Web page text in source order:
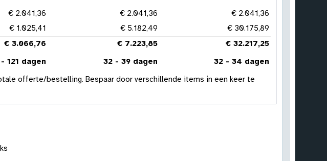
€ 2.041,36 € 2.041,36
€ 2.041,36
€ 1.025,41 € 5.182,49
€ 30.175,89
€ 3.066,76 € 7.223,85
€ 32.217,25
121 dagen 32 - 39 dagen
32 - 34 dagen
offerte/bestelling. Bespaar door verschillende items in een keer te